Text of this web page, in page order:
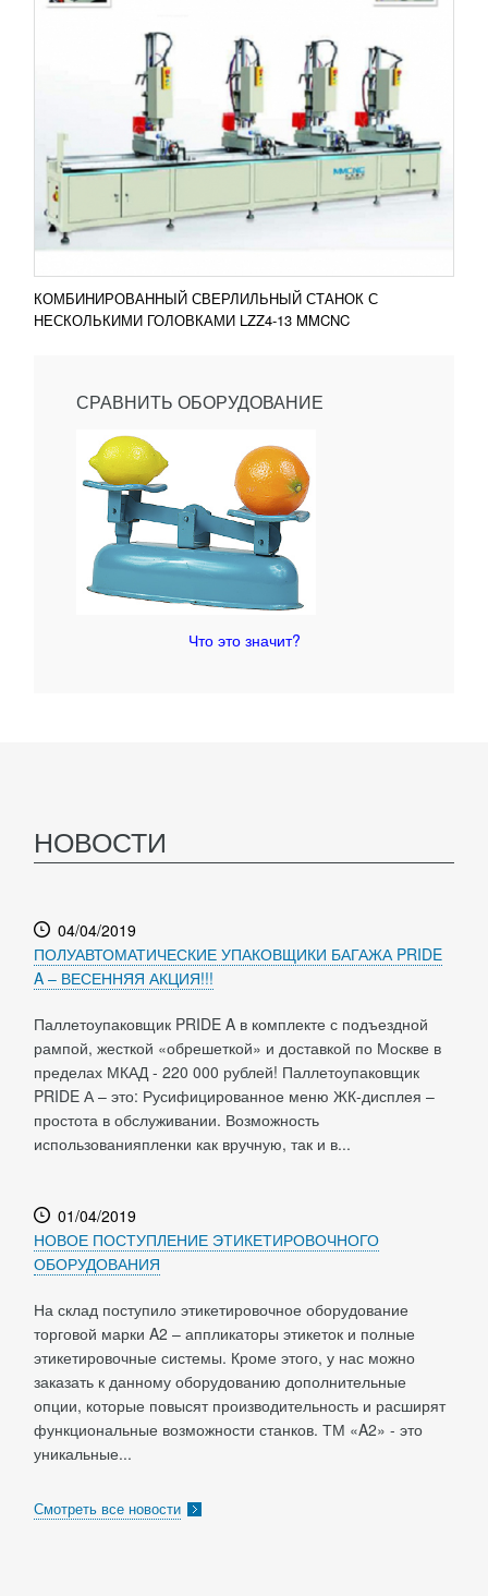
КОМБИНИРОВАННЫЙ СВЕРЛИЛЬНЫЙ СТАНОК С
НЕСКОЛЬКИМИ ГОЛОВКАМИ LZZ4-13 MMCNC
СРАВНИТЬ ОБОРУДОВАНИЕ
Что это значит?
НОВОСТИ
04/04/2019
ПОЛУАВТОМАТИЧЕСКИЕ УПАКОВЩИКИ БАГАЖА PRIDE
A – ВЕСЕННЯЯ АКЦИЯ!!!
Паллетоупаковщик PRIDE A в комплекте с подъездной
рампой, жесткой «обрешеткой» и доставкой по Москве в
пределах МКАД - 220 000 рублей! Паллетоупаковщик
PRIDE А – это: Русифицированное меню ЖК-дисплея –
простота в обслуживании. Возможность
использованияпленки как вручную, так и в...
01/04/2019
НОВОЕ ПОСТУПЛЕНИЕ ЭТИКЕТИРОВОЧНОГО
ОБОРУДОВАНИЯ
На склад поступило этикетировочное оборудование
торговой марки A2 – аппликаторы этикеток и полные
этикетировочные системы. Кроме этого, у нас можно
заказать к данному оборудованию дополнительные
опции, которые повысят производительность и расширят
функциональные возможности станков. ТМ «A2» - это
уникальные...
Смотреть все новости